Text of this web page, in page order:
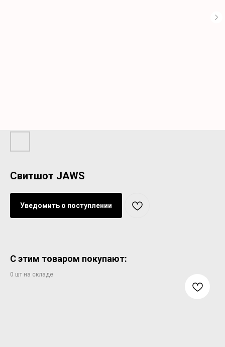
Свитшот JAWS
Уведомить о поступлении
С этим товаром покупают: